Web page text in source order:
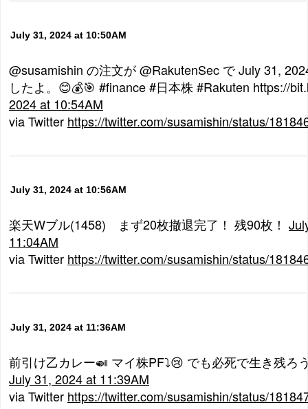
July 31, 2024 at 10:50AM
@susamishin の注文が @RakutenSec で July 31,
したよ。😊💰🎯 #finance #日本株 #Rakuten https://
2024 at 10:54AM
via Twitter https://twitter.com/susamishin/status/
July 31, 2024 at 10:56AM
楽天Wブル(1458) まず20枚撤退完了！ 残90枚！
11:04AM
via Twitter https://twitter.com/susamishin/status/
July 31, 2024 at 11:36AM
前引け乙カレー🍛 マイ株PF⤵😢 でも必死で生き残ろ
July 31, 2024 at 11:39AM
via Twitter https://twitter.com/susamishin/status/